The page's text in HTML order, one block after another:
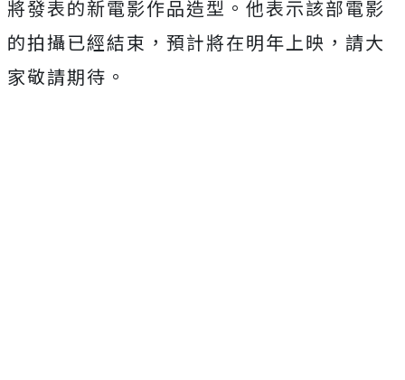
將發表的新電影作品造型。 他表示該部電影
的拍攝已經結束，預計將在明年上映， 請大
家敬請期待。